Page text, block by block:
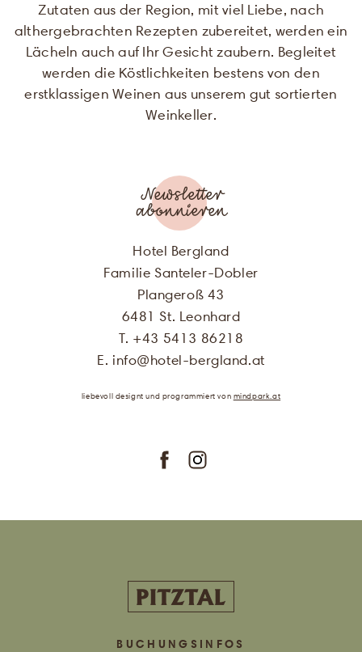
Zutaten aus der Region, mit viel Liebe, nach
althergebrachten Rezepten zubereitet, werden ein
Lächeln auch auf Ihr Gesicht zaubern. Begleitet
werden die Köstlichkeiten bestens von den
erstklassigen Weinen aus unserem gut sortierten
Weinkeller.
Hotel Bergland
Familie Santeler-Dobler
Plangeroß 43
6481 St. Leonhard
Newsletter
abonnieren
ANREDE
E-MAIL
Ich stimme zu, dass meine
abgefragten persönlichen Daten im
Formular zum Zweck der Zusendung
von Angeboten des Hotel Bergland
verarbeitet werden. Genauere
Informationen finden Sie in unserer
.
T. +43 5413 86218
E. info@hotel-bergland.at
liebevoll designt und programmiert von mindpark.at
BUCHUNGSINFOS